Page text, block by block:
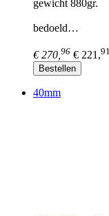
gewicht 880gr.
bedoeld…
€ 270, 96 € 221,91
Bestellen
40mm